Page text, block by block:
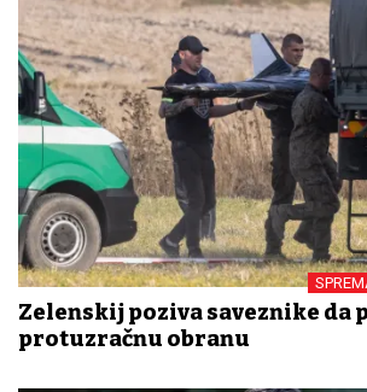
Zelenskij poziva saveznike da
protuzračnu obranu